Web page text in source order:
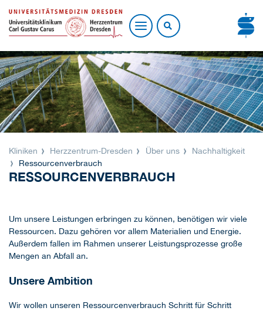
Kliniken Herzzentrum-Dresden Über uns
Nachhaltigkeit
Ressourcenverbrauch
RESSOURCENVERBRAUCH
Um unsere Leistungen erbringen zu können, benötigen wir viele
Ressourcen. Dazu gehören vor allem Materialien und Energie.
Außerdem fallen im Rahmen unserer Leistungsprozesse große
Mengen an Abfall an.
Unsere Ambition
Wir wollen unseren Ressourcenverbrauch Schritt für Schritt